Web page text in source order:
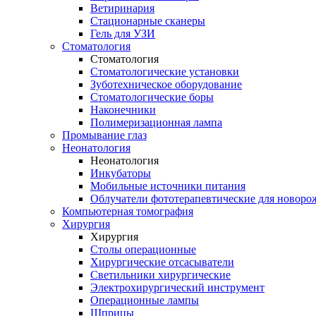
Ветиринария
Стационарные сканеры
Гель для УЗИ
Стоматология
Стоматология
Стоматологические установки
Зуботехническое оборудование
Стоматологические боры
Наконечники
Полимеризационная лампа
Промывание глаз
Неонатология
Неонатология
Инкубаторы
Мобильные источники питания
Облучатели фототерапевтические для
Компьютерная томография
Хирургия
Хирургия
Столы операционные
Хирургические отсасыватели
Светильники хирургические
Электрохирургический инструмент
Операционные лампы
Шприцы